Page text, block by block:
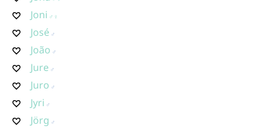
Joni
José
João
Jure
Juro
Jyri
Jörg